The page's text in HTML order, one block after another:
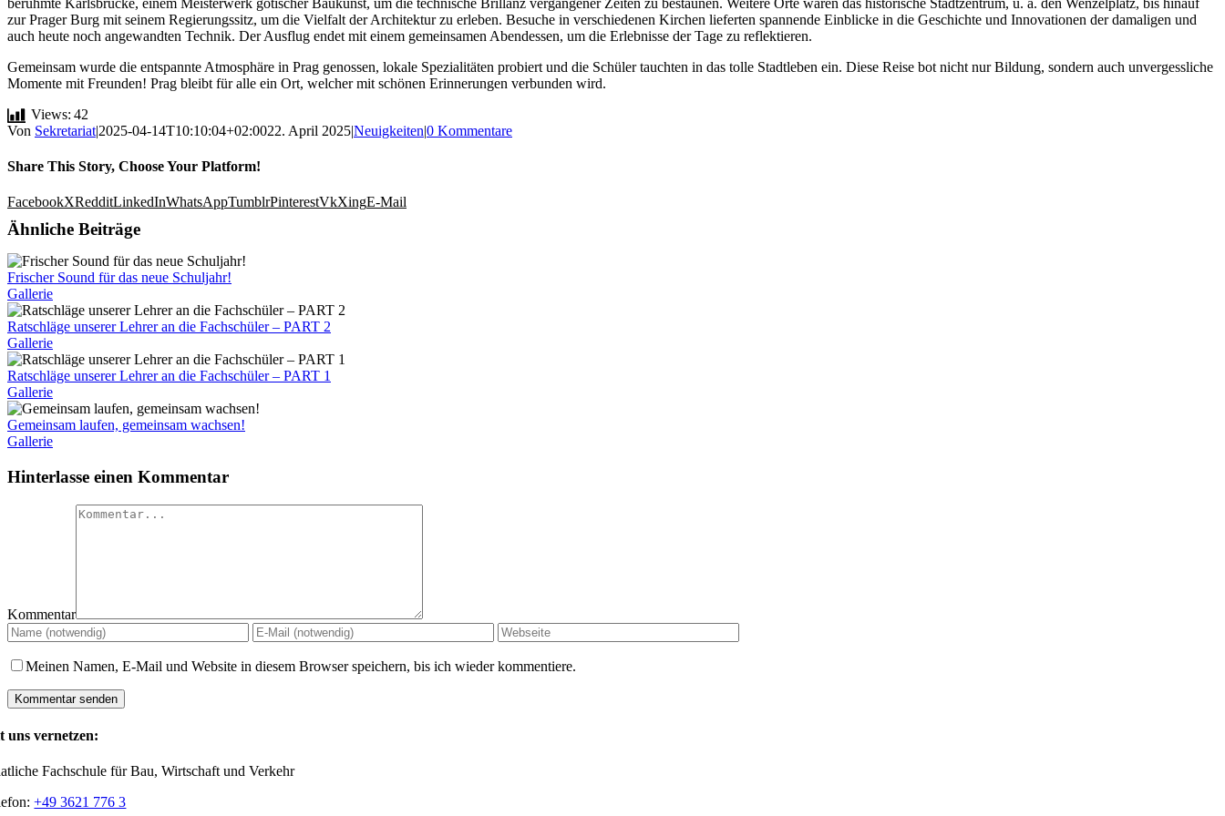
zur Prager Burg mit seinem Regierungssitz, um die Vielfalt der Architektur zu erleben. Besuche in verschiedenen Kirchen lieferten spannende Einblicke in die Geschichte und Innovationen der damaligen und
auch heute noch angewandten Technik. Der Ausflug endet mit einem gemeinsamen Abendessen, um die Erlebnisse der Tage zu reflektieren.
Gemeinsam wurde die entspannte Atmosphäre in Prag genossen, lokale Spezialitäten probiert und die Schüler tauchten in das tolle Stadtleben ein. Diese Reise bot nicht nur Bildung, sondern auch unvergessliche
Momente mit Freunden! Prag bleibt für alle ein Ort, welcher mit schönen Erinnerungen verbunden wird.
Views: 42
Von Sekretariat|2025-04-14T10:10:04+02:0022. April 2025|Neuigkeiten|0 Kommentare
Share This Story, Choose Your Platform!
FacebookXRedditLinkedInWhatsAppTumblrPinterestVkXingE-Mail
Ähnliche Beiträge
Frischer Sound für das neue Schuljahr!
Gallerie
Ratschläge unserer Lehrer an die Fachschüler – PART 2
Gallerie
Ratschläge unserer Lehrer an die Fachschüler – PART 1
Gallerie
Gemeinsam laufen, gemeinsam wachsen!
Gallerie
Hinterlasse einen Kommentar
Kommentar
Meinen Namen, E-Mail und Website in diesem Browser speichern, bis ich wieder kommentiere.
uns vernetzen:
Fachschule für Bau, Wirtschaft und Verkehr
+49 3621 776 3